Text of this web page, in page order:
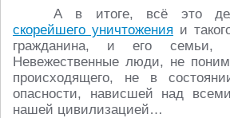
А в итоге, всё это
скорейшего уничтожения и
гражданина, и его
Невежественные люди, не
происходящего, не в
опасности, нависшей над
нашей цивилизацией…